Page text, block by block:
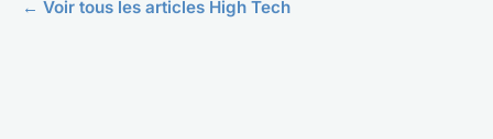
← Voir tous les articles High Tech